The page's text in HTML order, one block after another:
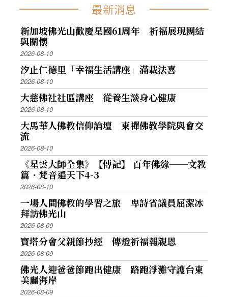
最新消息
新加坡佛光山歡慶星國61周年 祈福展現團結
與關懷
2026-08-10
汐止仁德里「幸福生活講座」滿載法喜
2026-08-10
大慈佛社社區講座 從養生談身心健康
2026-08-10
大馬華人佛教信仰論壇 東禪佛教學院與會交
流
2026-08-10
《星雲大師全集》【傳記】 百年佛緣──文教
篇．梵音遍天下4-3
2026-08-10
一場人間佛教的學習之旅 卑詩省議員屈潔冰
拜訪佛光山
2026-08-09
寶塔分會父親節抄經 傳燈祈福報親恩
2026-08-09
佛光人迎爸爸節跑出健康 路跑淨灘守護台東
美麗海岸
2026-08-09